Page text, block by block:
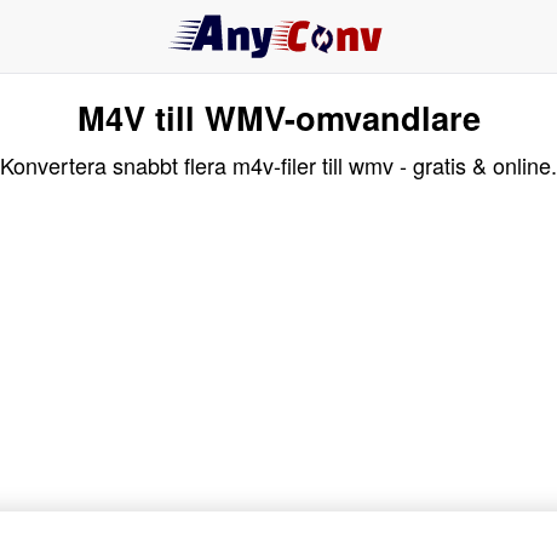
M4V till WMV-omvandlare
Konvertera snabbt flera m4v-filer till wmv - gratis & online.